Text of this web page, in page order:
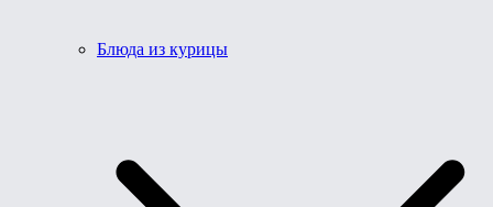
Блюда из курицы